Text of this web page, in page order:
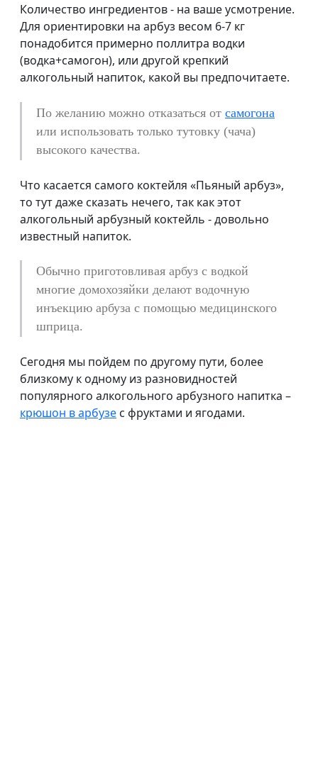
Количество ингредиентов - на ваше усмотрение.
Для ориентировки на арбуз весом 6-7 кг
понадобится примерно поллитра водки
(водка+самогон), или другой крепкий
алкогольный напиток, какой вы предпочитаете.
По желанию можно отказаться от самогона
или использовать только тутовку (чача)
высокого качества.
Что касается самого коктейля «Пьяный арбуз»,
то тут даже сказать нечего, так как этот
алкогольный арбузный коктейль - довольно
известный напиток.
Обычно приготовливая арбуз с водкой
многие домохозяйки делают водочную
инъекцию арбуза с помощью медицинского
шприца.
Сегодня мы пойдем по другому пути, более
близкому к одному из разновидностей
популярного алкогольного арбузного напитка –
крюшон в арбузе с фруктами и ягодами.